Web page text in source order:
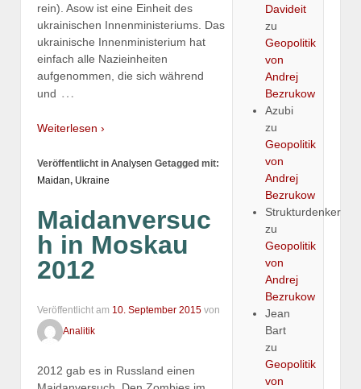
rein). Asow ist eine Einheit des
ukrainischen Innenministeriums. Das
ukrainische Innenministerium hat
einfach alle Nazieinheiten
aufgenommen, die sich während
und …
Weiterlesen ›
Veröffentlicht in Analysen Getagged mit:
Maidan, Ukraine
Maidanversuc
h in Moskau
2012
Veröffentlicht am 10. September 2015 von
Analitik
2012 gab es in Russland einen
Davideit
zu
Geopolitik
von
Andrej
Bezrukow
Azubi
zu
Geopolitik
von
Andrej
Bezrukow
Strukturdenker
zu
Geopolitik
von
Andrej
Bezrukow
Jean
Bart
zu
Geopolitik
von